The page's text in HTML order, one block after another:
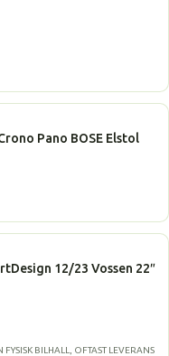
Pano BOSE Elstol
12/23 Vossen 22″
BILHALL, OFTAST LEVERANS